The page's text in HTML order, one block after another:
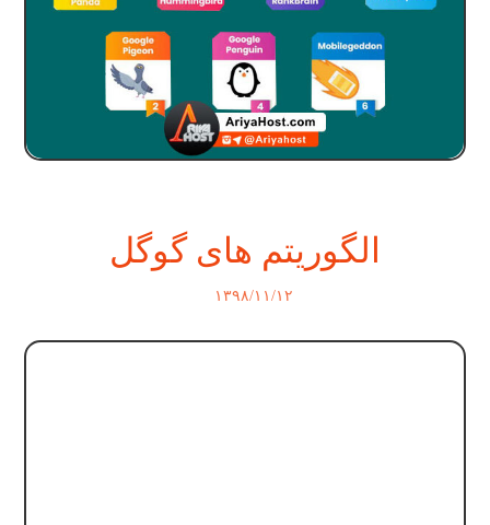
الگوریتم های گوگل
۱۳۹۸/۱۱/۱۲